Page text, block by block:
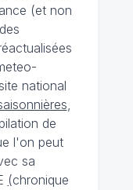
(et non
national
,
de
l'on peut
sa
(chronique